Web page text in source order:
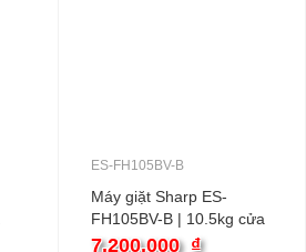
ES-FH105BV-B
Máy giặt Sharp ES-
FH105BV-B | 10.5kg cửa
ngang inverter
7.200.000 ₫